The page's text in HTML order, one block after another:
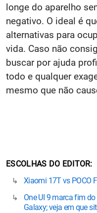
longe do aparelho
negativo. O ideal é
alternativas para
vida. Caso não
buscar por ajuda
todo e qualquer
mesmo que não
ESCOLHAS DO EDITOR
Xiaomi 17T vs POCO
One UI 9 marca fim
Galaxy; veja em que